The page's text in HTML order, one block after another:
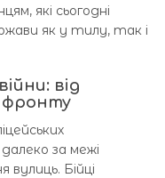
які сьогодні
як у тилу, так і
від
фронту
за межі
Бійці